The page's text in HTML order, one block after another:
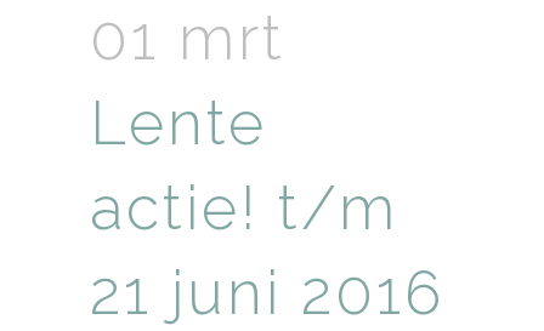
01 mrt
Lente
actie! t/m
21 juni 2016